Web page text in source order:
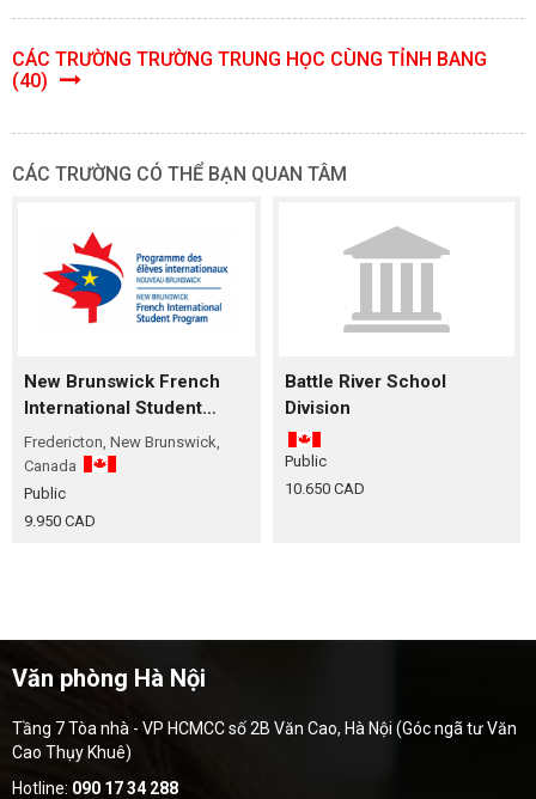
CÁC TRƯỜNG TRƯỜNG TRUNG HỌC CÙNG TỈNH BANG
(40)
CÁC TRƯỜNG CÓ THỂ BẠN QUAN TÂM
New Brunswick French
International Student
Program (NBFISP)
Fredericton, New Brunswick,
Canada
Public
9.950 CAD
Battle River School
Division
Public
10.650 CAD
Văn phòng Hà Nội
Tầng 7 Tòa nhà - VP HCMCC số 2B Văn Cao, Hà Nội (Góc ngã tư Văn
Cao Thụy Khuê)
Hotline: 090 17 34 288